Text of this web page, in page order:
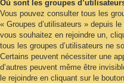
Où sont les groupes
Vous pouvez consulter tous les
« Groupes d’utilisateurs » depuis
vous souhaitez en rejoindre un,
tous les groupes d’utilisateurs ne
Certains peuvent nécessiter une
d’autres peuvent même être
le rejoindre en cliquant sur le